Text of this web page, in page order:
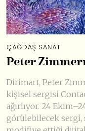
ÇAĞDAŞ SANAT
Peter
Dirimart, Peter
kişisel sergisi
ağırlıyor. 24
görülebilecek sergi,